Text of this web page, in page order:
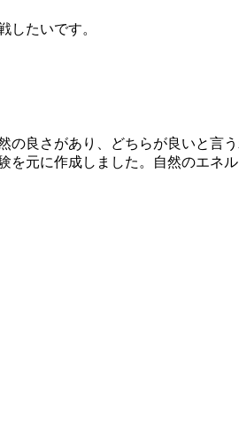
したいです。
の良さがあり、どちらが良いと言
を元に作成しました。自然のエネ